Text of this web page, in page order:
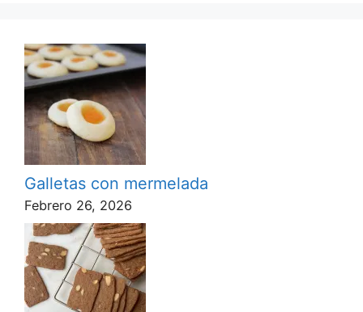
Galletas con mermelada
Febrero 26, 2026